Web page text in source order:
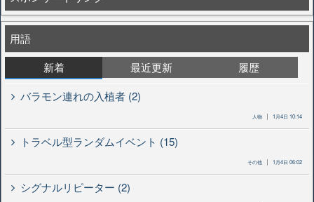
用語
新着
最近更新
履歴
バラモン連れの入植者 (2)
人物 1月4日 10:14
トラベル型ランダムイベント (15)
その他 1月4日 06:02
シグナルリピーター (2)